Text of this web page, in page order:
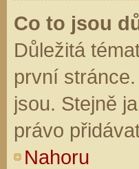
Co to jsou
Důležitá
první
jsou. Stejně
právo
Nahoru